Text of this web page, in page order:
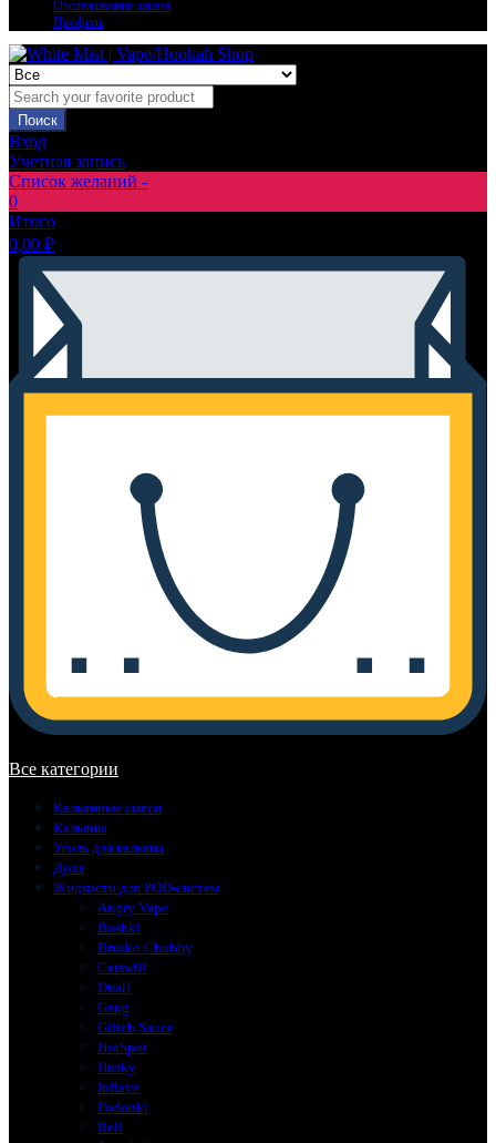
Отслеживание заказа
Профиль
Поиск
Вход
Учетная запись
Список желаний -
0
Итого
0,00 ₽
Все категории
Кальянные смеси
Кальяны
Уголь для кальяна
Доха
Жидкости для POD-систем
Angry Vape
Boshki
Brusko Chubby
Catswill
Duall
Gang
Glitch Sauce
HotSpot
Husky
Inflave
Podonki
Rell